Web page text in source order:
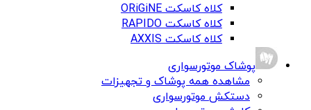
کلاه کاسکت ORiGiNE
کلاه کاسکت RAPIDO
کلاه کاسکت AXXIS
پوشاک موتورسواری
مشاهده همه پوشاک و تجهیزات
دستکش موتورسواری